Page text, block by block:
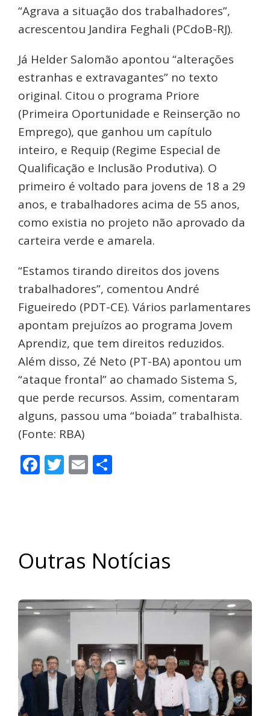
“Agrava a situação dos trabalhadores”,
acrescentou Jandira Feghali (PCdoB-RJ).
Já Helder Salomão apontou “alterações
estranhas e extravagantes” no texto
original. Citou o programa Priore
(Primeira Oportunidade e Reinserção no
Emprego), que ganhou um capítulo
inteiro, e Requip (Regime Especial de
Qualificação e Inclusão Produtiva). O
primeiro é voltado para jovens de 18 a 29
anos, e trabalhadores acima de 55 anos,
como existia no projeto não aprovado da
carteira verde e amarela.
“Estamos tirando direitos dos jovens
trabalhadores”, comentou André
Figueiredo (PDT-CE). Vários parlamentares
apontam prejuízos ao programa Jovem
Aprendiz, que tem direitos reduzidos.
Além disso, Zé Neto (PT-BA) apontou um
“ataque frontal” ao chamado Sistema S,
que perde recursos. Assim, comentaram
alguns, passou uma “boiada” trabalhista.
(Fonte: RBA)
Facebook
Twitter
Email
Outras Notícias